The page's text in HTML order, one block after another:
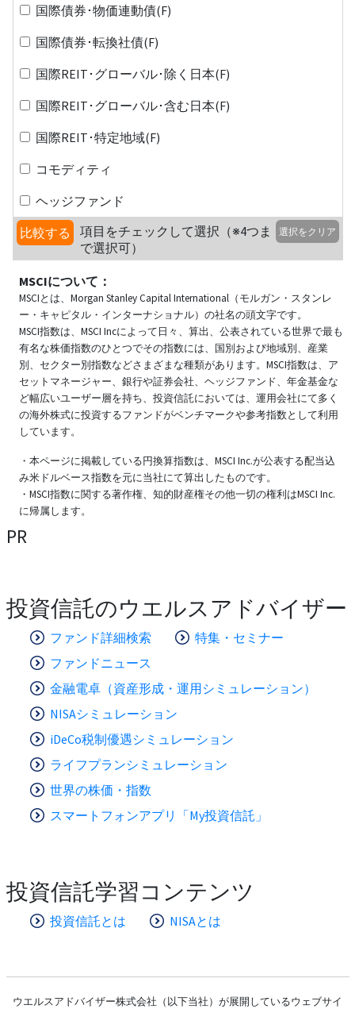
国際債券･物価連動債(F)
国際債券･転換社債(F)
国際REIT･グローバル･除く日本(F)
国際REIT･グローバル･含む日本(F)
国際REIT･特定地域(F)
コモディティ
ヘッジファンド
比較する
項目をチェックして選択（※4つま
で選択可）
選択をクリア
MSCIについて：
MSCIとは、Morgan Stanley Capital International（モルガン・スタンレ
ー・キャピタル・インターナショナル）の社名の頭文字です。
MSCI指数は、MSCI Incによって日々、算出、公表されている世界で最も
有名な株価指数のひとつでその指数には、国別および地域別、産業
別、セクター別指数などさまざまな種類があります。MSCI指数は、ア
セットマネージャー、銀行や証券会社、ヘッジファンド、年金基金な
ど幅広いユーザー層を持ち、投資信託においては、運用会社にて多く
の海外株式に投資するファンドがベンチマークや参考指数として利用
しています。
・本ページに掲載している円換算指数は、MSCI Inc.が公表する配当込
み米ドルベース指数を元に当社にて算出したものです。
・MSCI指数に関する著作権、知的財産権その他一切の権利はMSCI Inc.
に帰属します。
PR
投資信託のウエルスアドバイザー
ファンド詳細検索
特集・セミナー
ファンドニュース
金融電卓（資産形成・運用シミュレーション）
NISAシミュレーション
iDeCo税制優遇シミュレーション
ライフプランシミュレーション
世界の株価・指数
スマートフォンアプリ「My投資信託」
投資信託学習コンテンツ
投資信託とは NISAとは
ウエルスアドバイザー株式会社（以下当社）が展開しているウェブサイ